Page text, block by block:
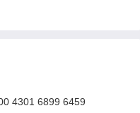
4301 6899 6459